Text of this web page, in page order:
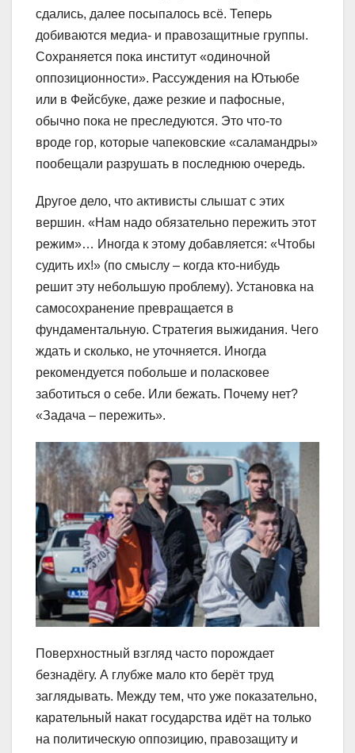
сдались, далее посыпалось всё. Теперь
добиваются медиа- и правозащитные группы.
Сохраняется пока институт «одиночной
оппозиционности». Рассуждения на Ютьюбе
или в Фейсбуке, даже резкие и пафосные,
обычно пока не преследуются. Это что-то
вроде гор, которые чапековские «саламандры»
пообещали разрушать в последнюю очередь.
Другое дело, что активисты слышат с этих
вершин. «Нам надо обязательно пережить этот
режим»… Иногда к этому добавляется: «Чтобы
судить их!» (по смыслу – когда кто-нибудь
решит эту небольшую проблему). Установка на
самосохранение превращается в
фундаментальную. Стратегия выжидания. Чего
ждать и сколько, не уточняется. Иногда
рекомендуется побольше и поласковее
заботиться о себе. Или бежать. Почему нет?
«Задача – пережить».
Поверхностный взгляд часто порождает
безнадёгу. А глубже мало кто берёт труд
заглядывать. Между тем, что уже показательно,
карательный накат государства идёт на только
на политическую оппозицию, правозащиту и